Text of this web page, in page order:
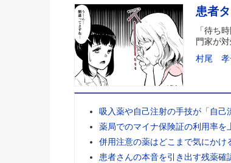
患者
「待ち
門家が
村尾 孝
吸入薬や自己注射の手技が「自己
薬局でのマイナ保険証の利用率を
併用注意の薬はどこまで気にかけ
患者さんの本音を引き出す残薬確